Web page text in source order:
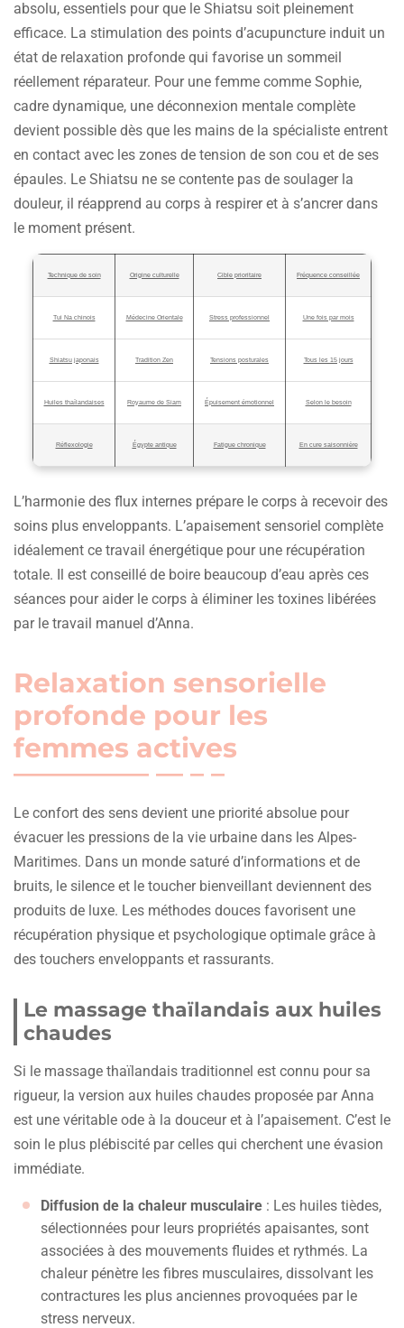
absolu, essentiels pour que le Shiatsu soit pleinement
efficace. La stimulation des points d’acupuncture induit un
état de relaxation profonde qui favorise un sommeil
réellement réparateur. Pour une femme comme Sophie,
cadre dynamique, une déconnexion mentale complète
devient possible dès que les mains de la spécialiste entrent
en contact avec les zones de tension de son cou et de ses
épaules. Le Shiatsu ne se contente pas de soulager la
douleur, il réapprend au corps à respirer et à s’ancrer dans
le moment présent.
Technique de soin Origine culturelle Cible prioritaire Fréquence conseillée
Tui Na chinois Médecine Orientale Stress professionnel Une fois par mois
Shiatsu japonais Tradition Zen Tensions posturales Tous les 15 jours
Huiles thaïlandaises Royaume de Siam Épuisement émotionnel Selon le besoin
Réflexologie Égypte antique Fatigue chronique En cure saisonnière
L’harmonie des flux internes prépare le corps à recevoir des
soins plus enveloppants. L’apaisement sensoriel complète
idéalement ce travail énergétique pour une récupération
totale. Il est conseillé de boire beaucoup d’eau après ces
séances pour aider le corps à éliminer les toxines libérées
par le travail manuel d’Anna.
Relaxation sensorielle
profonde pour les
femmes actives
Le confort des sens devient une priorité absolue pour
évacuer les pressions de la vie urbaine dans les Alpes-
Maritimes. Dans un monde saturé d’informations et de
bruits, le silence et le toucher bienveillant deviennent des
produits de luxe. Les méthodes douces favorisent une
récupération physique et psychologique optimale grâce à
des touchers enveloppants et rassurants.
Le massage thaïlandais aux huiles
chaudes
Si le massage thaïlandais traditionnel est connu pour sa
rigueur, la version aux huiles chaudes proposée par Anna
est une véritable ode à la douceur et à l’apaisement. C’est le
soin le plus plébiscité par celles qui cherchent une évasion
immédiate.
Diffusion de la chaleur musculaire : Les huiles tièdes,
sélectionnées pour leurs propriétés apaisantes, sont
associées à des mouvements fluides et rythmés. La
chaleur pénètre les fibres musculaires, dissolvant les
contractures les plus anciennes provoquées par le
stress nerveux.